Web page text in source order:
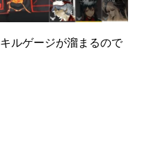
ルゲージが溜まるので